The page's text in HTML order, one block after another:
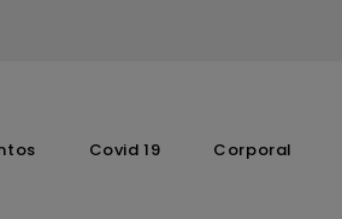
Covid 19 Corporal